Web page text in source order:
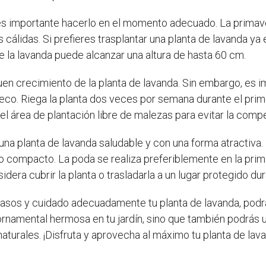
importante hacerlo en el momento adecuado. La
Si prefieres trasplantar una planta de lavanda
lavanda puede alcanzar una altura de hasta 60 cm.
crecimiento de la planta de lavanda. Sin embargo, es
Riega la planta dos veces por semana durante el
área de plantación libre de malezas para evitar la
planta de lavanda saludable y con una forma
La poda se realiza preferiblemente en la
cubrir la planta o trasladarla a un lugar protegido
y cuidado adecuadamente tu planta de lavanda,
hermosa en tu jardín, sino que también podrás
¡Disfruta y aprovecha al máximo tu planta de